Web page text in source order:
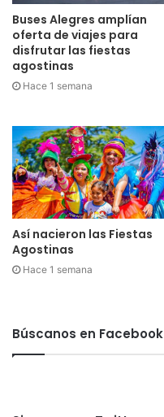
Buses Alegres amplían
oferta de viajes para
disfrutar las fiestas
agostinas
Hace 1 semana
Así nacieron las Fiestas
Agostinas
Hace 1 semana
Búscanos en Facebook